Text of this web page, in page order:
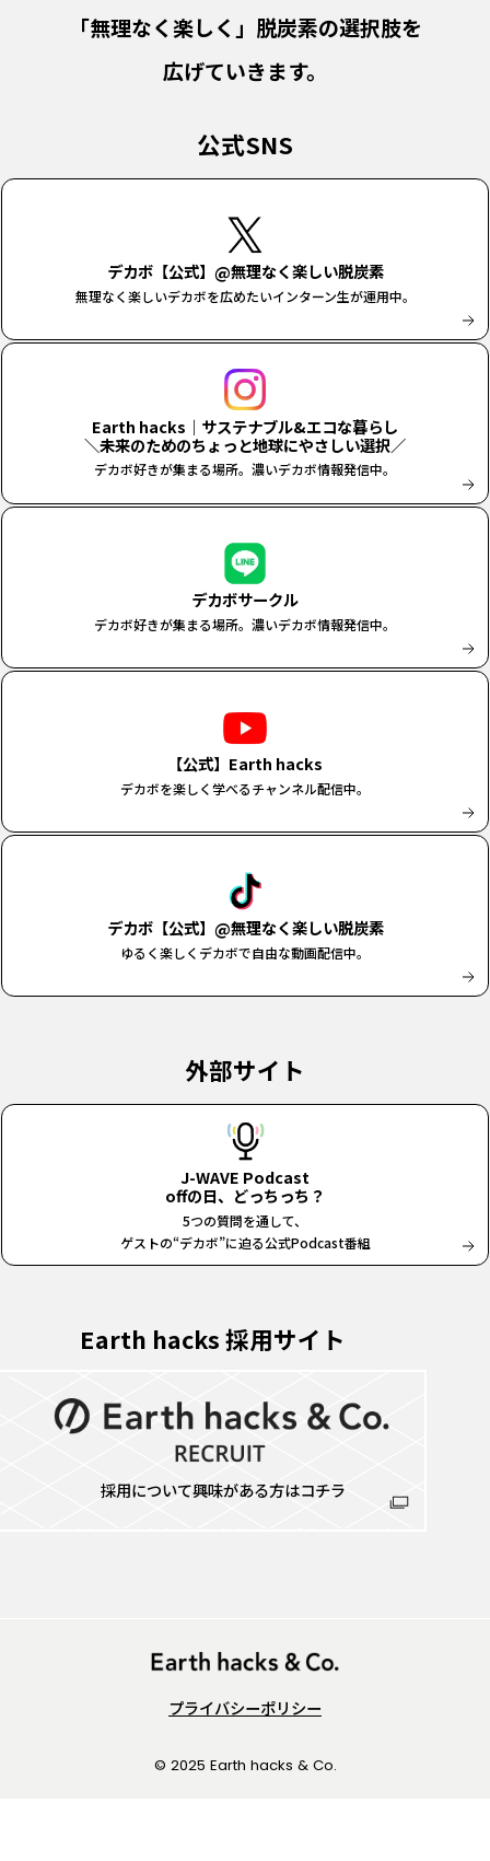
「無理なく楽しく」脱炭素の選択肢を
広げていきます。
公式SNS
デカボ【公式】@無理なく楽しい脱炭素
無理なく楽しいデカボを広めたいインターン生が運用中。
Earth hacks｜サステナブル&エコな暮らし
＼未来のためのちょっと地球にやさしい選択／
デカボ好きが集まる場所。濃いデカボ情報発信中。
デカボサークル
デカボ好きが集まる場所。濃いデカボ情報発信中。
【公式】Earth hacks
デカボを楽しく学べるチャンネル配信中。
デカボ【公式】@無理なく楽しい脱炭素
ゆるく楽しくデカボで自由な動画配信中。
外部サイト
J-WAVE Podcast
offの日、どっちっち？
5つの質問を通して、
ゲストの“デカボ”に迫る公式Podcast番組
Earth hacks 採用サイト
採用について興味がある方はコチラ
プライバシーポリシー
© 2025 Earth hacks & Co.